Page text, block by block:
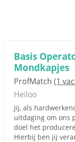
Basis
Mondkapjes
ProfMatch (1
Heiloo
Jij, als
uitdaging om ons
doel het
Hierbij ben jij